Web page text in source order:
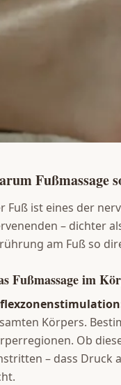
Fußmassage
Fuß ist eines der
– dichter
am Fuß so
Fußmassage im
Körpers.
Ob
– dass Druck